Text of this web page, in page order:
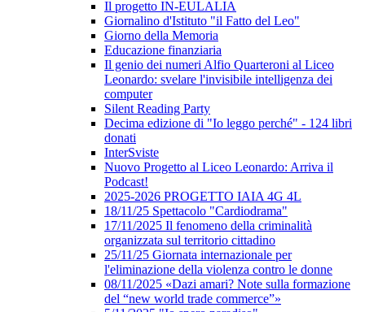
Il progetto IN-EULALIA
Giornalino d'Istituto "il Fatto del Leo"
Giorno della Memoria
Educazione finanziaria
Il genio dei numeri Alfio Quarteroni al Liceo
Leonardo: svelare l'invisibile intelligenza dei
computer
Silent Reading Party
Decima edizione di "Io leggo perché" - 124 libri
donati
InterSviste
Nuovo Progetto al Liceo Leonardo: Arriva il
Podcast!
2025-2026 PROGETTO IAIA 4G 4L
18/11/25 Spettacolo "Cardiodrama"
17/11/2025 Il fenomeno della criminalità
organizzata sul territorio cittadino
25/11/25 Giornata internazionale per
l'eliminazione della violenza contro le donne
08/11/2025 «Dazi amari? Note sulla formazione
del “new world trade commerce”»